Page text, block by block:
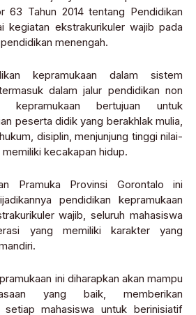
63 Tahun 2014 tentang Pendidikan
kegiatan ekstrakurikuler wajib pada
menengah.
kepramukaan dalam sistem
dalam jalur pendidikan non
kepramukaan bertujuan untuk
peserta didik yang berakhlak mulia,
disiplin, menjunjung tinggi nilai-
kecakapan hidup.
Pramuka Provinsi Gorontalo ini
pendidikan kepramukaan
wajib, seluruh mahasiswa
yang memiliki karakter yang
ini diharapkan akan mampu
yang baik, memberikan
mahasiswa untuk berinisiatif